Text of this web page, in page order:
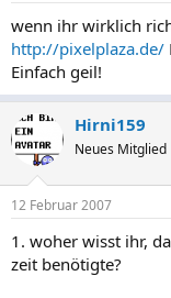
wenn ihr wirklich
http://pixelplaza.de/
Einfach geil!
Hirni159
Neues Mitglied
12 Februar 2007
1. woher wisst ihr,
zeit benötigte?